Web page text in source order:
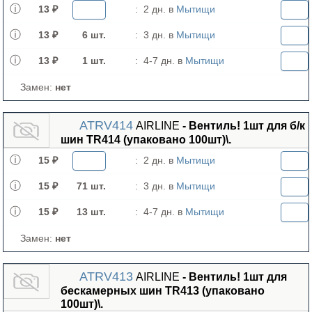
13 ₽ : 2 дн. в Мытищи
13 ₽ 6 шт. : 3 дн. в Мытищи
13 ₽ 1 шт. : 4-7 дн. в Мытищи
Замен: нет
ATRV414 AIRLINE - Вентиль! 1шт для б/к
шин TR414 (упаковано 100шт)\.
15 ₽ : 2 дн. в Мытищи
15 ₽ 71 шт. : 3 дн. в Мытищи
15 ₽ 13 шт. : 4-7 дн. в Мытищи
Замен: нет
ATRV413 AIRLINE - Вентиль! 1шт для
бескамерных шин TR413 (упаковано
100шт)\.